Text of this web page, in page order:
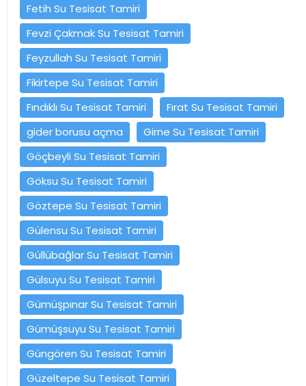
Fetih Su Tesisat Tamiri
Fevzi Çakmak Su Tesisat Tamiri
Feyzullah Su Tesisat Tamiri
Fikirtepe Su Tesisat Tamiri
Fındıklı Su Tesisat Tamiri
Fırat Su Tesisat Tamiri
gider borusu açma
Girne Su Tesisat Tamiri
Göçbeyli Su Tesisat Tamiri
Göksu Su Tesisat Tamiri
Göztepe Su Tesisat Tamiri
Gülensu Su Tesisat Tamiri
Güllübağlar Su Tesisat Tamiri
Gülsuyu Su Tesisat Tamiri
Gümüşpınar Su Tesisat Tamiri
Gümüşsuyu Su Tesisat Tamiri
Güngören Su Tesisat Tamiri
Güzeltepe Su Tesisat Tamiri